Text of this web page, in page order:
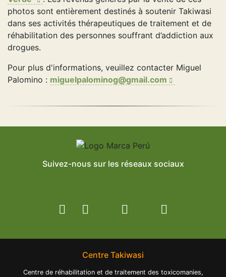
photos sont entièrement destinés à soutenir Takiwasi
dans ses activités thérapeutiques de traitement et de
réhabilitation des personnes souffrant d’addiction aux
drogues.
Pour plus d'informations, veuillez contacter Miguel
Palomino : miguelpalominog@gmail.com
Suivez-nous sur les réseaux sociaux
Centre Takiwasi
Centre de réhabilitation et de traitement des toxicomanies,